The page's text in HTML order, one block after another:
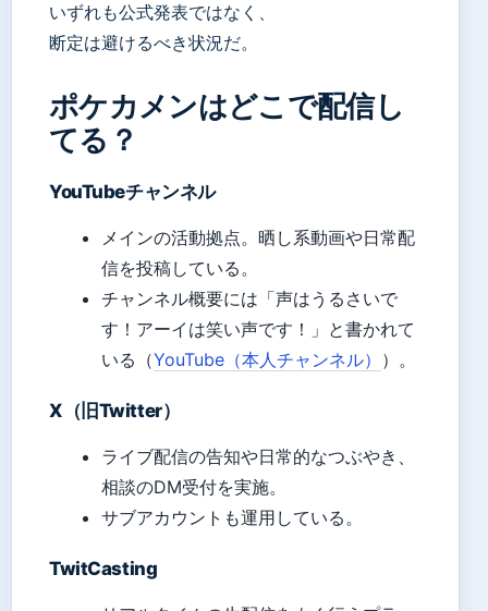
いずれも公式発表ではなく、
断定は避けるべき状況だ。
ポケカメンはどこで配信し
てる？
YouTubeチャンネル
メインの活動拠点。晒し系動画や日常配
信を投稿している。
チャンネル概要には「声はうるさいで
す！アーイは笑い声です！」と書かれて
いる（YouTube（本人チャンネル） ）。
X（旧Twitter）
ライブ配信の告知や日常的なつぶやき、
相談のDM受付を実施。
サブアカウントも運用している。
TwitCasting